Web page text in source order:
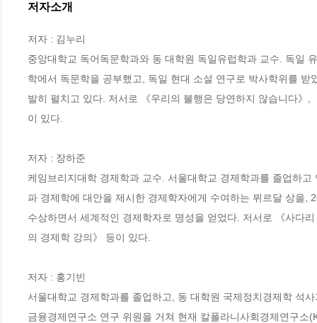
저자소개
저자 : 김누리
중앙대학교 독어독문학과와 동 대학원 독일유럽학과 교수. 독일
학에서 독문학을 공부했고, 독일 현대 소설 연구로 박사학위를
발히 펼치고 있다. 저서로 《우리의 불행은 당연하지 않습니다》,
이 있다.
저자 : 장하준
케임브리지대학 경제학과 교수. 서울대학교 경제학과를 졸업하
파 경제학에 대안을 제시한 경제학자에게 수여하는 뮈르달 상을,
수상하면서 세계적인 경제학자로 명성을 얻었다. 저서로 《사다
의 경제학 강의》 등이 있다.
저자 : 홍기빈
서울대학교 경제학과를 졸업하고, 동 대학원 국제정치경제학 석
금융경제연구소 연구 위원을 거쳐 현재 칼폴라니사회경제연구